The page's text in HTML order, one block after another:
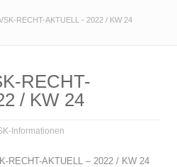
RECHT-AKTUELL - 2022 / KW 24
RECHT-
/ KW 24
Informationen
RECHT-AKTUELL – 2022 / KW 24